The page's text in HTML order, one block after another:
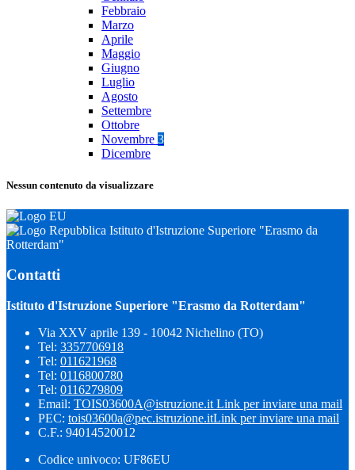
Febbraio
Marzo
Aprile
Maggio
Giugno
Luglio
Agosto
Settembre
Ottobre
Novembre 3
Dicembre
Nessun contenuto da visualizzare
Istituto d'Istruzione Superiore "Erasmo da
Rotterdam"
Contatti
Istituto d'Istruzione Superiore "Erasmo da Rotterdam"
Via XXV aprile 139 - 10042 Nichelino (TO)
Tel: 3357706918
Tel: 011621968
Tel: 0116800780
Tel: 0116279809
Email: TOIS03600A@istruzione.it Link per inviare una mail
PEC: tois03600a@pec.istruzione.itLink per inviare una mail
C.F.: 94014520012
Codice univoco: UF86EU